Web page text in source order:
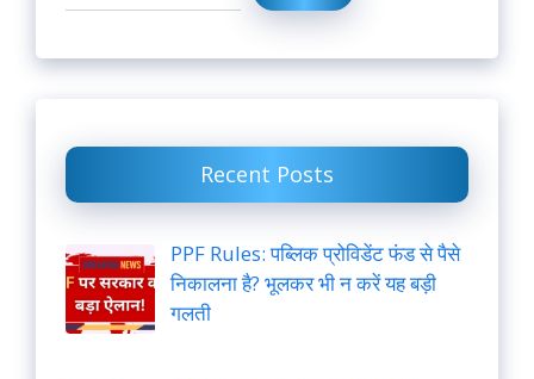
Recent Posts
PPF Rules: पब्लिक प्रोविडेंट फंड से पैसे
निकालना है? भूलकर भी न करें यह बड़ी
गलती